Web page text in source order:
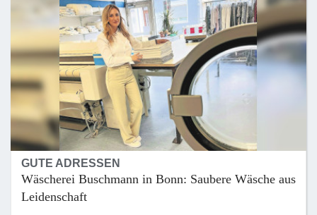
GUTE ADRESSEN
Wäscherei Buschmann in Bonn: Saubere Wäsche aus
Leidenschaft